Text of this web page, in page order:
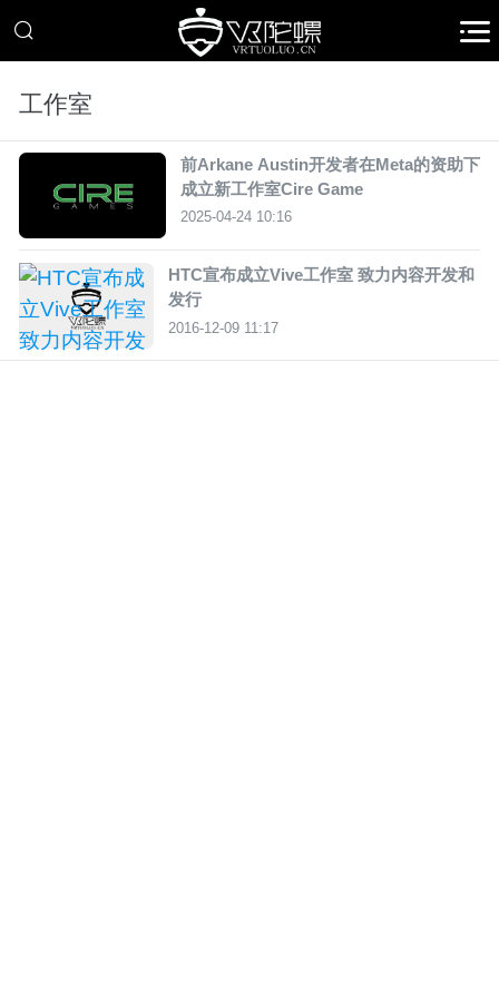
工作室
前Arkane Austin开发者在Meta的资助下
成立新工作室Cire Game
2025-04-24 10:16
HTC宣布成立Vive工作室 致力内容开发和
发行
2016-12-09 11:17